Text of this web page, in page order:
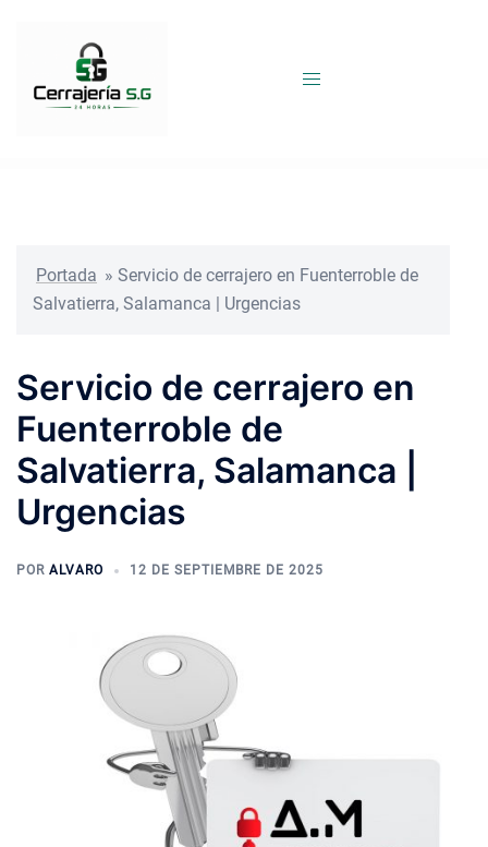
Portada » Servicio de cerrajero en Fuenterroble de
Salvatierra, Salamanca | Urgencias
Servicio de cerrajero en
Fuenterroble de
Salvatierra, Salamanca |
Urgencias
POR ALVARO 12 DE SEPTIEMBRE DE 2025